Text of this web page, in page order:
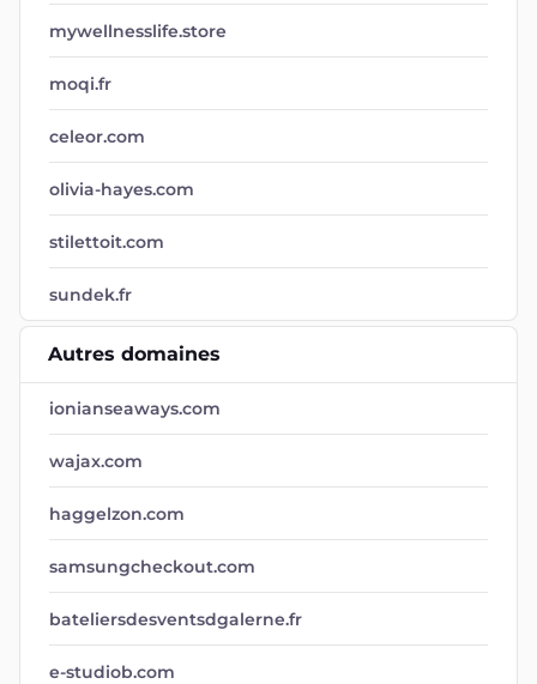
mywellnesslife.store
moqi.fr
celeor.com
olivia-hayes.com
stilettoit.com
sundek.fr
Autres domaines
ionianseaways.com
wajax.com
haggelzon.com
samsungcheckout.com
bateliersdesventsdgalerne.fr
e-studiob.com